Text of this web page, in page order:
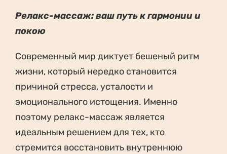
Релакс-массаж: ваш путь к гармонии и
покою
Современный мир диктует бешеный ритм
жизни, который нередко становится
причиной стресса, усталости и
эмоционального истощения. Именно
поэтому релакс-массаж является
идеальным решением для тех, кто
стремится восстановить внутреннюю